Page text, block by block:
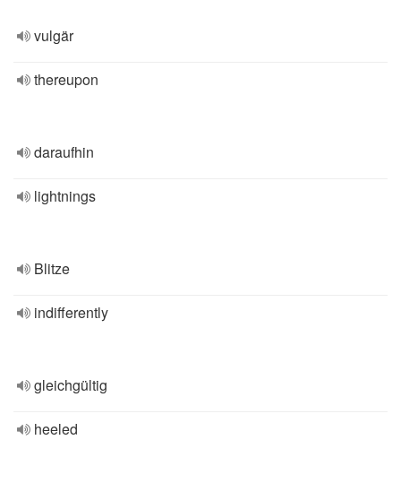
vulgär
thereupon
daraufhin
lightnings
Blitze
indifferently
gleichgültig
heeled